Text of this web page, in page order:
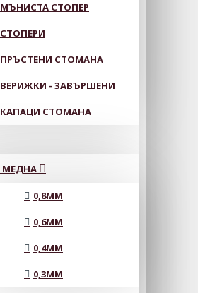
МЪНИСТА СТОПЕР
СТОПЕРИ
ПРЪСТЕНИ СТОМАНА
ВЕРИЖКИ - ЗАВЪРШЕНИ
КАПАЦИ СТОМАНА
МЕДНА
0,8MM
0,6MM
0,4MM
0,3MM